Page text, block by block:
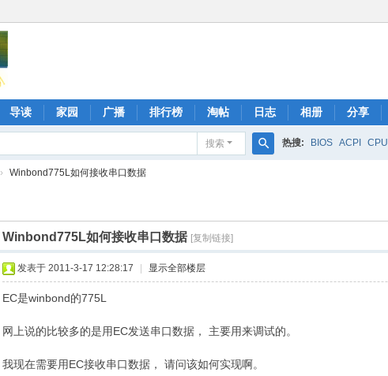
导读 家园 广播 排行榜 淘帖 日志 相册 分享
搜索 热搜: BIOS ACPI CPU
› Winbond775L如何接收串口数据
Winbond775L如何接收串口数据 [复制链接]
发表于 2011-3-17 12:28:17 显示全部楼层
EC是winbond的775L
网上说的比较多的是用EC发送串口数据， 主要用来调试的。
我现在需要用EC接收串口数据， 请问该如何实现啊。